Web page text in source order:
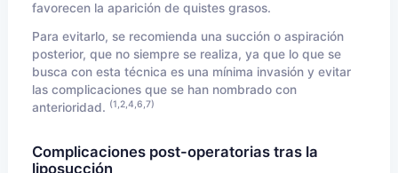
favorecen la aparición de quistes grasos.
Para evitarlo, se recomienda una succión o aspiración
posterior, que no siempre se realiza, ya que lo que se
busca con esta técnica es una mínima invasión y evitar
las complicaciones que se han nombrado con
anterioridad. (1,2,4,6,7)
Complicaciones post-operatorias tras la
liposucción